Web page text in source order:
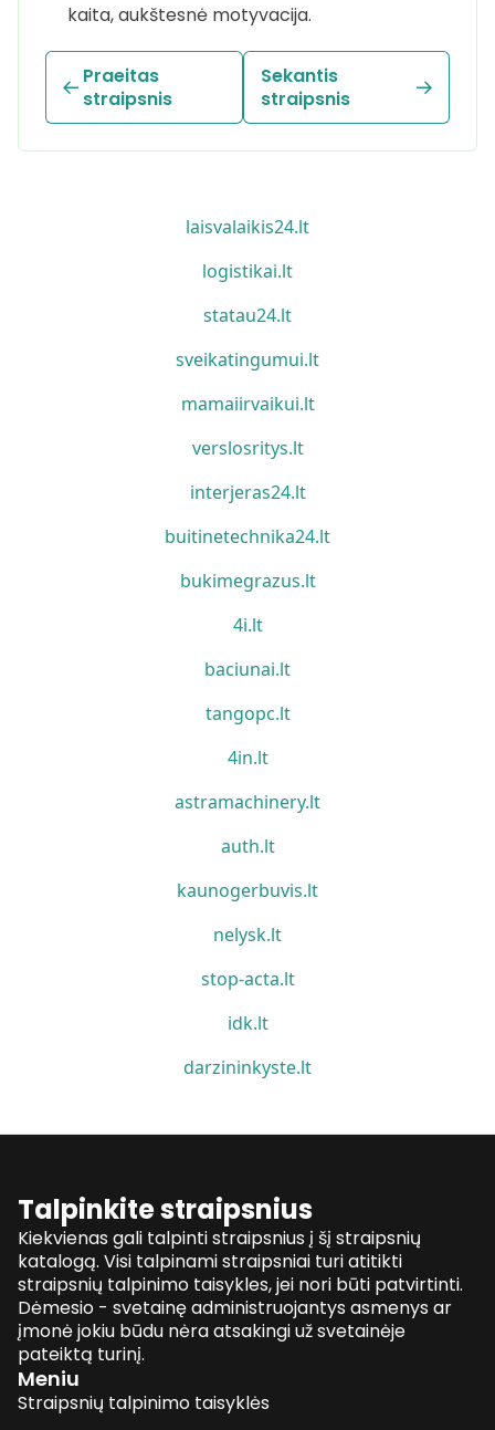
kaita, aukštesnė motyvacija.
Praeitas
straipsnis
Sekantis
straipsnis
laisvalaikis24.lt
logistikai.lt
statau24.lt
sveikatingumui.lt
mamaiirvaikui.lt
verslosritys.lt
interjeras24.lt
buitinetechnika24.lt
bukimegrazus.lt
4i.lt
baciunai.lt
tangopc.lt
4in.lt
astramachinery.lt
auth.lt
kaunogerbuvis.lt
nelysk.lt
stop-acta.lt
idk.lt
darzininkyste.lt
Talpinkite straipsnius
Kiekvienas gali talpinti straipsnius į šį straipsnių
katalogą. Visi talpinami straipsniai turi atitikti
straipsnių talpinimo taisykles, jei nori būti patvirtinti.
Dėmesio - svetainę administruojantys asmenys ar
įmonė jokiu būdu nėra atsakingi už svetainėje
pateiktą turinį.
Meniu
Straipsnių talpinimo taisyklės